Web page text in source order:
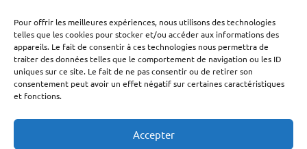
Pour offrir les meilleures expériences, nous utilisons des technologies
telles que les cookies pour stocker et/ou accéder aux informations des
appareils. Le fait de consentir à ces technologies nous permettra de
traiter des données telles que le comportement de navigation ou les ID
uniques sur ce site. Le fait de ne pas consentir ou de retirer son
consentement peut avoir un effet négatif sur certaines caractéristiques
et fonctions.
Accepter
développer tant humainement qu’artistiquement. Elle
nous a reçu dans au Confluence studio, son atelier situé
au coeur du centre-ville de Pointe-à-Pitre pour revenir
sur son parcours et son choix de revenir chez elle pour
apporter à sa façon sa touche à l’art guadeloupéen.